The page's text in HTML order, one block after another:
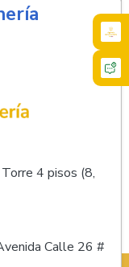
4 pisos (8,
Calle 26 #